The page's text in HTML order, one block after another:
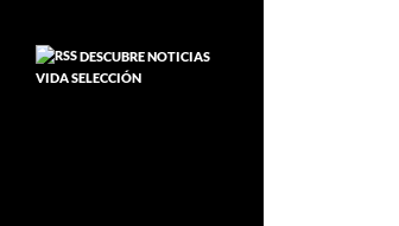
DESCUBRE NOTICIAS
VIDA SELECCIÓN